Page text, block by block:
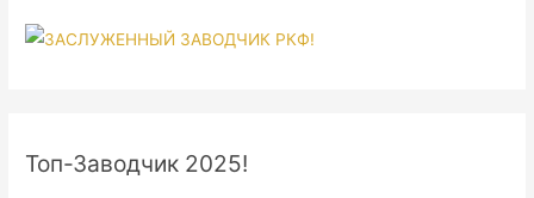
Топ-Заводчик 2025!